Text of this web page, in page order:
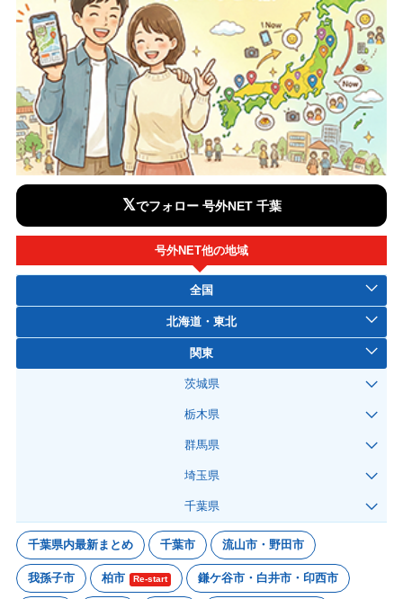
𝕏でフォロー 号外NET 千葉
号外NET他の地域
全国
北海道・東北
関東
茨城県
栃木県
群馬県
埼玉県
千葉県
千葉県内最新まとめ 千葉市 流山市・野田市
我孫子市 柏市 Re-start 鎌ケ谷市・白井市・印西市